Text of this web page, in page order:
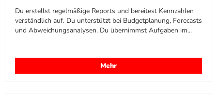
Du erstellst regelmäßige Reports und bereitest Kennzahlen
verständlich auf. Du unterstützt bei Budgetplanung, Forecasts
und Abweichungsanalysen. Du übernimmst Aufgaben im...
Mehr